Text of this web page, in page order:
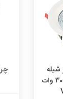
شیله
مدل COB دانلایت 30 وات